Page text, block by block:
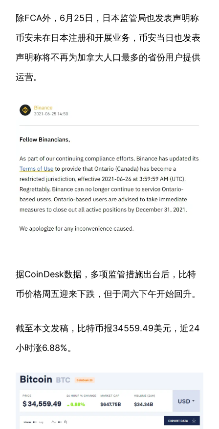
除FCA外，6月25日，日本监管局也发表声明称
币安未在日本注册和开展业务，币安当日也发表
声明称将不再为加拿大人口最多的省份用户提供
运营。
据CoinDesk数据，多项监管措施出台后，比特
币价格周五迎来下跌，但于周六下午开始回升。
截至本文发稿，比特币报34559.49美元，近24
小时涨6.88%。